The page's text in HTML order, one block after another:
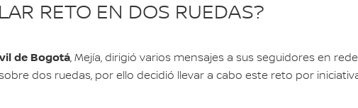
RETO EN DOS RUEDAS?
de Bogotá, Mejía, dirigió varios mensajes a sus seguidores en
dos ruedas, por ello decidió llevar a cabo este reto por